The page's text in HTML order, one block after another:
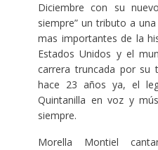
Diciembre con su
siempre” un tributo a
mas importantes de la
Estados Unidos y el
carrera truncada por su
hace 23 años ya, el
Quintanilla en voz y
siempre.
Morella Montiel